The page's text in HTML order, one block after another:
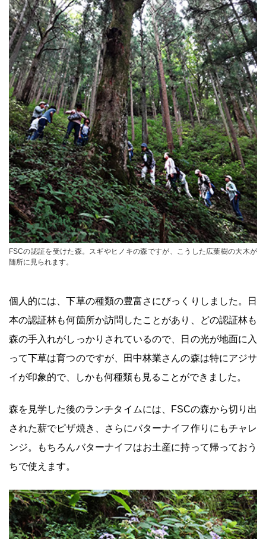
FSCの認証を受けた森。スギやヒノキの森ですが、こうした広葉樹の大木が
随所に見られます。
個人的には、下草の種類の豊富さにびっくりしました。日
本の認証林も何箇所か訪問したことがあり、どの認証林も
森の手入れがしっかりされているので、日の光が地面に入
って下草は育つのですが、田中林業さんの森は特にアジサ
イが印象的で、しかも何種類も見ることができました。
森を見学した後のランチタイムには、FSCの森から切り出
された薪でピザ焼き、さらにバターナイフ作りにもチャレ
ンジ。もちろんバターナイフはお土産に持って帰っておう
ちで使えます。